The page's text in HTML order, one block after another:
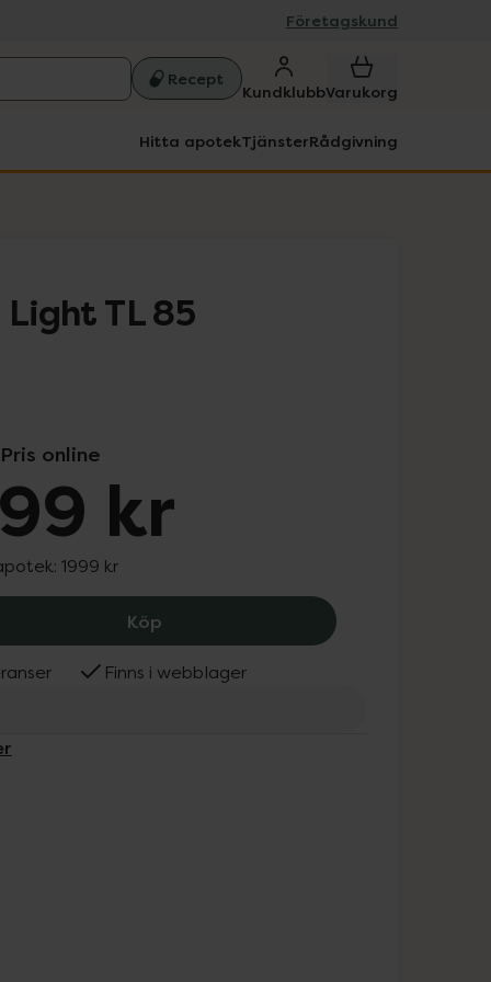
Företagskund
Recept
KundklubbVarukorg
Hitta apotekTjänsterRådgivning
TL 85
Pris online
kr
1999 kr
Köp Beurer Bright Light TL 85, 1999 kr.
Finns i webblager